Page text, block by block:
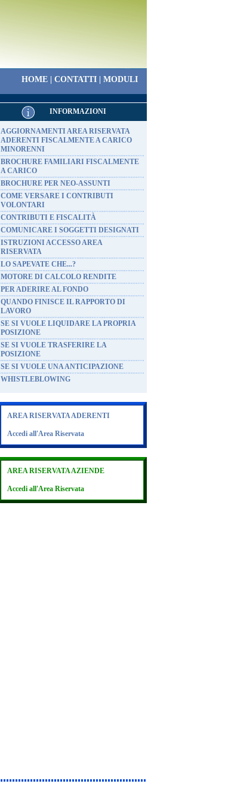
HOME CONTATTI MODULI
INFORMAZIONI
AGGIORNAMENTI AREA RISERVATA
ADERENTI FISCALMENTE A CARICO
MINORENNI
BROCHURE FAMILIARI FISCALMENTE
A CARICO
BROCHURE PER NEO-ASSUNTI
COME VERSARE I CONTRIBUTI
VOLONTARI
CONTRIBUTI E FISCALITÀ
COMUNICARE I SOGGETTI DESIGNATI
ISTRUZIONI ACCESSO AREA
RISERVATA
LO SAPEVATE CHE...?
MOTORE DI CALCOLO RENDITE
PER ADERIRE AL FONDO
QUANDO FINISCE IL RAPPORTO DI
LAVORO
SE SI VUOLE LIQUIDARE LA PROPRIA
POSIZIONE
SE SI VUOLE TRASFERIRE LA
POSIZIONE
SE SI VUOLE UNA ANTICIPAZIONE
WHISTLEBLOWING
AREA RISERVATA ADERENTI
Accedi all'Area Riservata
AREA RISERVATA AZIENDE
Accedi all'Area Riservata